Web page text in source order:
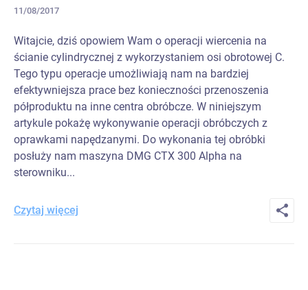
11/08/2017
Witajcie, dziś opowiem Wam o operacji wiercenia na
ścianie cylindrycznej z wykorzystaniem osi obrotowej C.
Tego typu operacje umożliwiają nam na bardziej
efektywniejsza prace bez konieczności przenoszenia
półproduktu na inne centra obróbcze. W niniejszym
artykule pokażę wykonywanie operacji obróbczych z
oprawkami napędzanymi. Do wykonania tej obróbki
posłuży nam maszyna DMG CTX 300 Alpha na
sterowniku...
Czytaj więcej